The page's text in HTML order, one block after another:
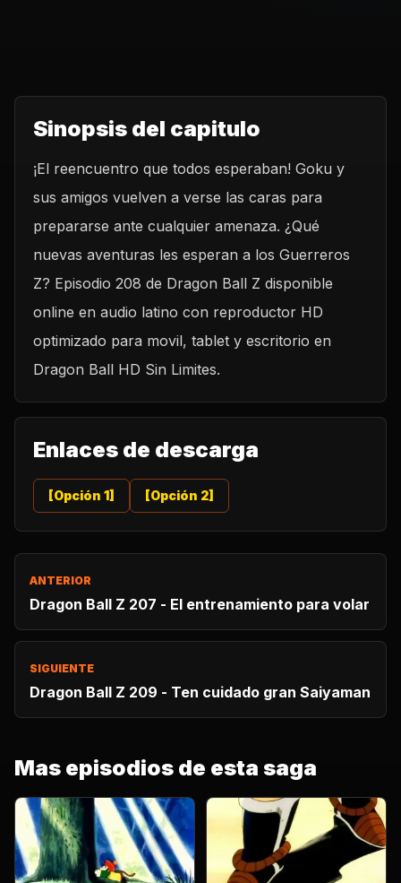
Sinopsis del capitulo
¡El reencuentro que todos esperaban! Goku y
sus amigos vuelven a verse las caras para
prepararse ante cualquier amenaza. ¿Qué
nuevas aventuras les esperan a los Guerreros
Z? Episodio 208 de Dragon Ball Z disponible
online en audio latino con reproductor HD
optimizado para movil, tablet y escritorio en
Dragon Ball HD Sin Limites.
Enlaces de descarga
[Opción 1] [Opción 2]
ANTERIOR
Dragon Ball Z 207 - El entrenamiento para volar
SIGUIENTE
Dragon Ball Z 209 - Ten cuidado gran Saiyaman
Mas episodios de esta saga